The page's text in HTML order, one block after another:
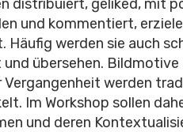
distribuiert, geliked, mit
und kommentiert,
Häufig werden sie auch
übersehen. Bildmotive
Vergangenheit werden
Im Workshop sollen
und deren